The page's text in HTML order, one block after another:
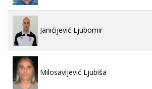
Janićijević Ljubomir
Milosavljević Ljubiša